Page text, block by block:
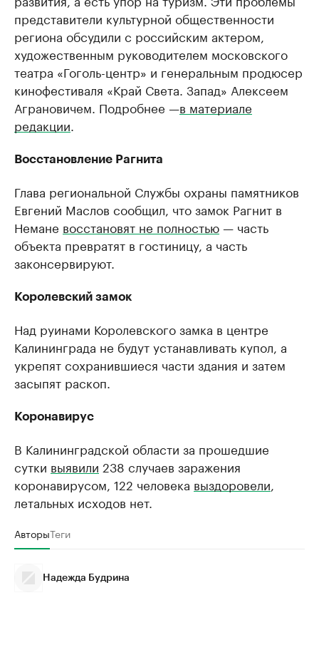
представители культурной общественности
региона обсудили с российским актером,
художественным руководителем московского
театра «Гоголь-центр» и генеральным продюсер
кинофестиваля «Край Света. Запад» Алексеем
Аграновичем. Подробнее —в материале
редакции
Восстановление Рагнита
Глава региональной Службы охраны памятников
Евгений Маслов сообщил, что замок Рагнит в
Немане восстановят не полностью— часть
объекта превратят в гостиницу, а часть
законсервируют.
Королевский замок
Над руинами Королевского замка в центре
Калининграда не будут устанавливать купол, а
укрепят сохранившиеся части здания и затем
засыпят раскоп.
Коронавирус
В Калининградской области за прошедшие
сутки выявили 238 случаев заражения
коронавирусом, 122 человека выздоровели
летальных исходов нет.
АвторыТеги
Надежда Будрина